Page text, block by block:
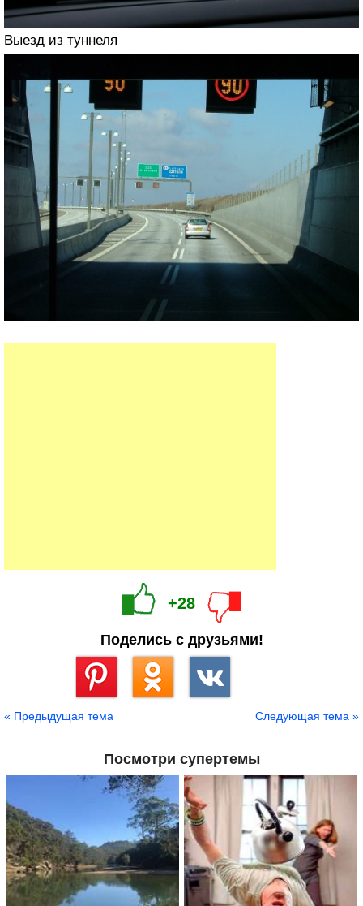
Выезд из туннеля
+28
Поделись с друзьями!
« Предыдущая тема Следующая тема »
Посмотри супертемы